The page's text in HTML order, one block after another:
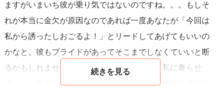
① 別れることになった経緯（彼が「自分のことだけ考えた
い」と言ったことを尊重したことを含めて）
② 今の自分がどう変わったか（自分の時間や生活を大切に
するようになった等、具体的に）
③ それでも彼に対して気持ちがあること
この順番で、落ち着いて短く伝えるのがポイントです。ま
ますがいまいち彼が乗り気ではないのですね。。。もしそ
れが本当に金欠が原因なのであれば一度あなたが「今回は
私から誘ったしおごるよ！」とリードしてあげてもいいの
かなと。彼もプライドがあってそこまでしなくていいと断
るかもしれませんがそれでも「会いたいから私に奢らせ
て！」と強気にいきましょう。もしそれでも何かと理由を